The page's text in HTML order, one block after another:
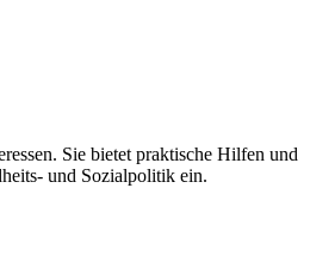
Sie bietet praktische Hilfen und
und Sozialpolitik ein.